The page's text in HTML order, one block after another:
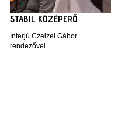
STABIL KÖZÉPERŐ
Interjú Czeizel Gábor
rendezővel